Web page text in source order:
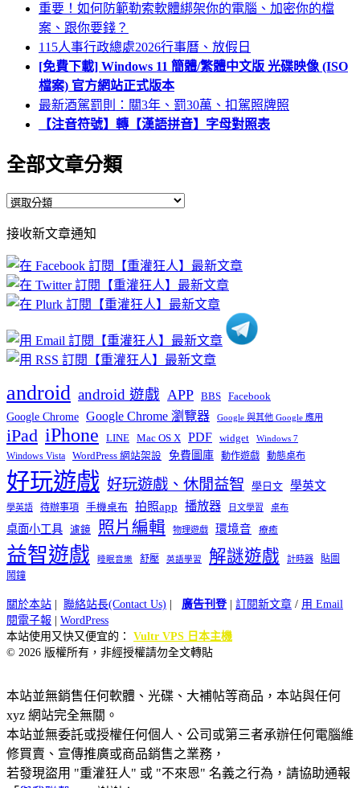
重要！如何防範勒索軟體綁架你的電腦、加密你的檔
案、跟你要錢？
115人事行政總處2026行事曆、放假日
[免費下載] Windows 11 簡體/繁體中文版 光碟映像 (ISO
檔案) 官方網站正式版本
最新酒駕罰則：關3年、罰30萬、扣駕照牌照
【注音符號】轉【漢語拼音】字母對照表
全部文章分類
全
文
章
分
類
接收新文章通知
android android 遊戲 APP BBS Facebook
Google Chrome Google Chrome 瀏覽器 Google 與其他 Google 應用
iPad iPhone LINE Mac OS X PDF widget Windows 7
Windows Vista WordPress 網站架設 免費圖庫 動作遊戲 動態桌布
好玩遊戲 好玩遊戲、休閒益智 學日文 學英文
學英語 待辦事項 手機桌布 拍照app 播放器 日文學習 桌布
桌面小工具 濾鏡 照片編輯 物理遊戲 環境音 療癒
益智遊戲 睡眠音樂 舒壓 英語學習 解謎遊戲 計時器
貼圖
鬧鐘
關於本站 | 聯絡站長(Contact Us) | 廣告刊登| 訂閱新文章 / 用 Email
閱電子報 | WordPress
本站使用又快又便宜的： Vultr VPS 日本主機
© 2026 版權所有，非經授權請勿全文轉貼
本站並無銷售任何軟體、光碟、大補帖等商品，本站與任何
xyz 網站完全無關。
本站並無委託或授權任何個人、公司或第三者承辦任何電腦維
修買賣、宣傳推廣或商品銷售之業務，
若發現盜用 "重灌狂人" 或 "不來恩" 名義之行為，請協助通報